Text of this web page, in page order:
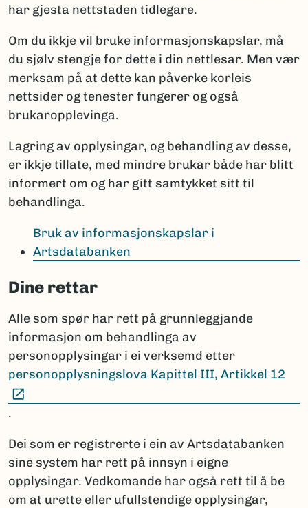
har gjesta nettstaden tidlegare.
Om du ikkje vil bruke informasjonskapslar, må
du sjølv stengje for dette i din nettlesar. Men vær
merksam på at dette kan påverke korleis
nettsider og tenester fungerer og også
brukaropplevinga.
Lagring av opplysingar, og behandling av desse,
er ikkje tillate, med mindre brukar både har blitt
informert om og har gitt samtykket sitt til
behandlinga.
Bruk av informasjonskapslar i
Artsdatabanken
Dine rettar
Alle som spør har rett på grunnleggjande
informasjon om behandlinga av
personopplysingar i ei verksemd etter
personopplysningslova Kapittel III, Artikkel 12
.
Dei som er registrerte i ein av Artsdatabanken
sine system har rett på innsyn i eigne
opplysingar. Vedkomande har også rett til å be
om at urette eller ufullstendige opplysingar,